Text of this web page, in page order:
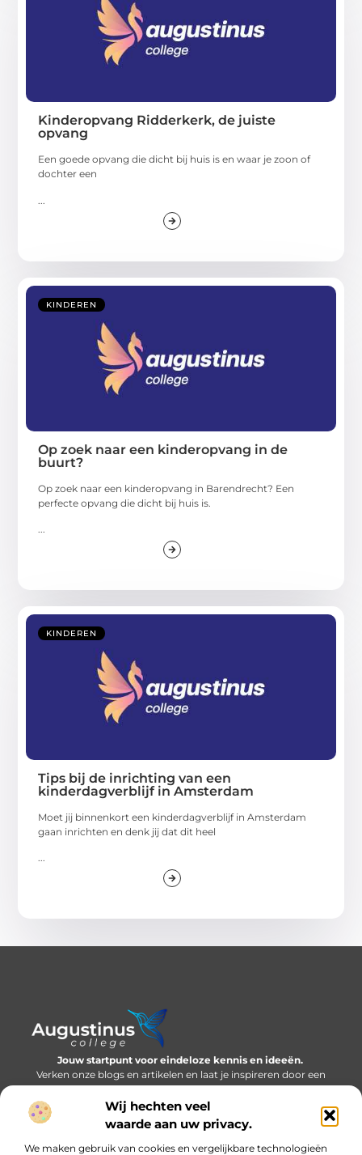
Wij hechten veel
waarde aan uw privacy.
We maken gebruik van cookies en vergelijkbare technologieën
Kinderopvang Ridderkerk, de juiste
opvang
Een goede opvang die dicht bij huis is en waar je zoon of
dochter een
KINDEREN
Op zoek naar een kinderopvang in de
buurt?
Op zoek naar een kinderopvang in Barendrecht? Een
perfecte opvang die dicht bij huis is.
KINDEREN
Tips bij de inrichting van een
kinderdagverblijf in Amsterdam
Moet jij binnenkort een kinderdagverblijf in Amsterdam
gaan inrichten en denk jij dat dit heel
...
Jouw startpunt voor eindeloze kennis en ideeën.
Verken onze blogs en artikelen en laat je inspireren door een
wereld vol inzichten.
Bericht categorie